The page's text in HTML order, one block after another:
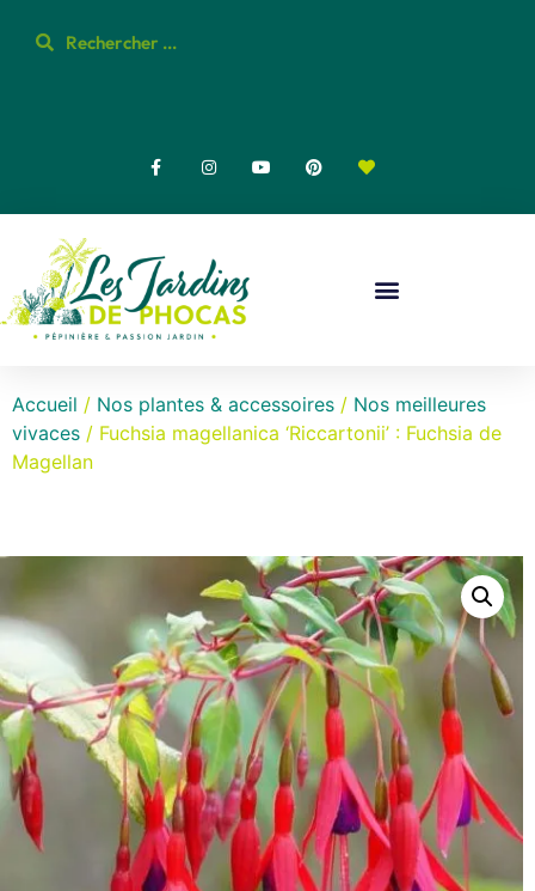
Accueil / Nos plantes & accessoires / Nos meilleures
vivaces / Fuchsia magellanica ‘Riccartonii’ : Fuchsia de
Magellan